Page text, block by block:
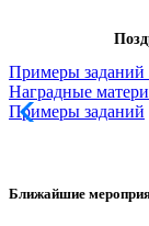
Примеры заданий
Наградные
Примеры заданий
Ближайшие